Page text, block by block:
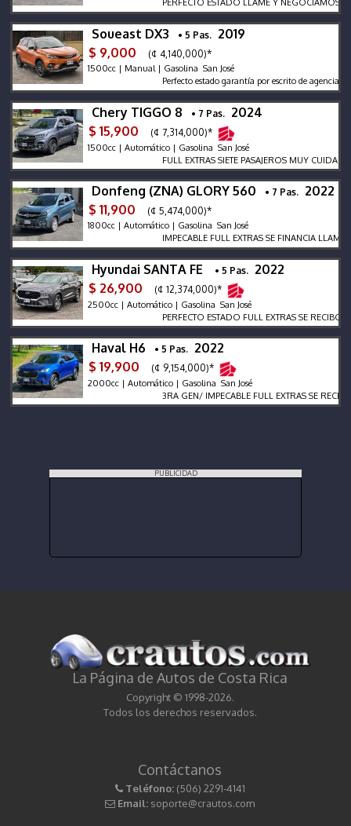
PERFECTO ESTADO LLAME Y NEGOCIAMOS
Soueast DX3 • 5 Pas. 2019
$ 9,000
(¢ 4,140,000)*
1500cc | Manual | Gasolina San José
Perfecto estado garantía por escrito de agencia,
Chery TIGGO 8 • 7 Pas. 2024
$ 15,900
(¢ 7,314,000)*
1500cc | Automático | Gasolina San José
FULL EXTRAS SIETE PASAJEROS MUY CUIDADO
Donfeng (ZNA) GLORY 560 • 7 Pas. 2022
$ 11,900
(¢ 5,474,000)*
1800cc | Automático | Gasolina San José
IMPECABLE FULL EXTRAS SE FINANCIA LLAME Y
Hyundai SANTA FE • 5 Pas. 2022
$ 26,900
(¢ 12,374,000)*
2500cc | Automático | Gasolina San José
PERFECTO ESTADO FULL EXTRAS SE RECIBO SE
Haval H6 • 5 Pas. 2022
$ 19,900
(¢ 9,154,000)*
2000cc | Automático | Gasolina San José
3RA GEN/ IMPECABLE FULL EXTRAS SE RECIBE
PUBLICIDAD
La Página de Autos de Costa Rica
Copyright © 1998-2026.
Todos los derechos reservados.
Contáctanos
Teléfono: (506) 2291-4141
Email: soporte@crautos.com